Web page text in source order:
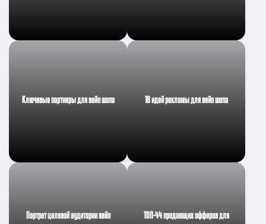
Ключевые партнеры для вейп шопа 18 идей рекламы для вейп шопа
Портрет целевой аудитории вейп
ТОП-44 продающих офферов для